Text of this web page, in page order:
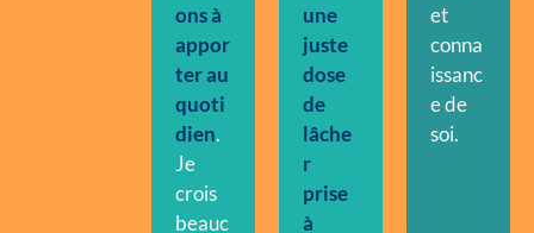
ons à
appor
ter au
quoti
dien.
Je
crois
beauc
une
juste
dose
de
lâche
r
prise
à
et
conna
issanc
e de
soi.